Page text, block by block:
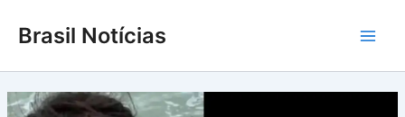
para
conteúdo
Brasil Notícias